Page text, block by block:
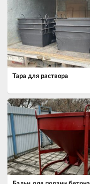
Тара для раствора